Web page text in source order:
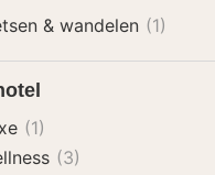
& wandelen (1)
(1)
(3)